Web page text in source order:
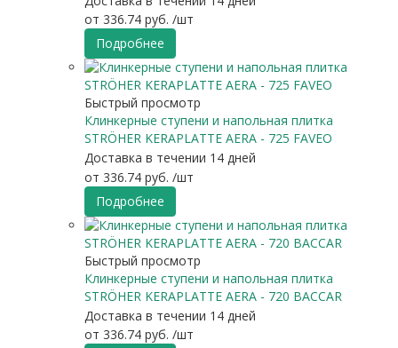
от 336.74 руб. /шт
Подробнее
Быстрый просмотр
Клинкерные ступени и напольная плитка
STRÖHER KERAPLATTE AERA - 725 FAVEO
Доставка в течении 14 дней
от 336.74 руб. /шт
Подробнее
Быстрый просмотр
Клинкерные ступени и напольная плитка
STRÖHER KERAPLATTE AERA - 720 BACCAR
Доставка в течении 14 дней
от 336.74 руб. /шт